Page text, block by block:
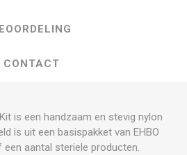
CONTACT
is een handzaam en stevig nylon
is uit een basispakket van EHBO
een aantal steriele producten.